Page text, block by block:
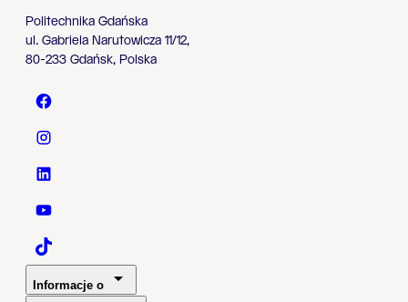
Politechnika Gdańska
ul. Gabriela Narutowicza 11/12,
80-233 Gdańsk, Polska
Politechnika Gdańska - Facebook
Politechnika Gdańska - Instagram
Politechnika Gdańska - LinkedIn
Politechnika Gdańska - YouTube
Politechnika Gdańska - TaikTok
Informacje o